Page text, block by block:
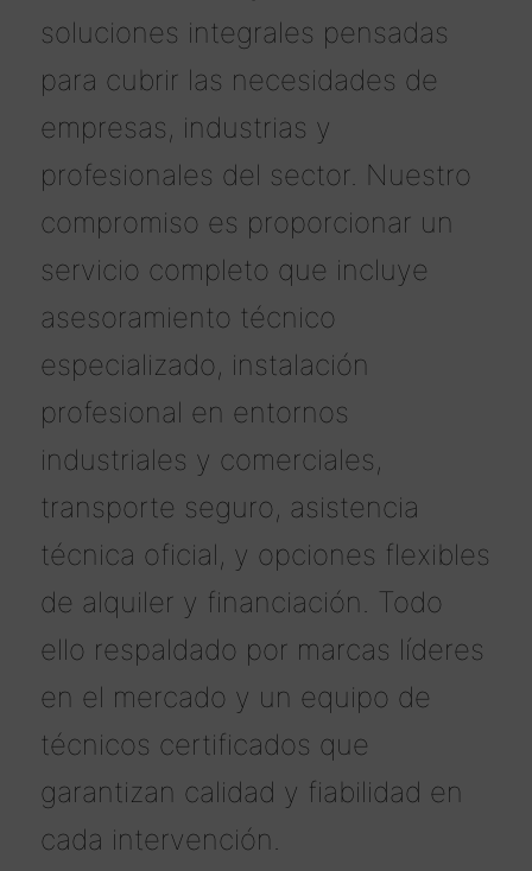
soluciones integrales pensadas
para cubrir las necesidades de
empresas, industrias y
profesionales del sector. Nuestro
compromiso es proporcionar un
servicio completo que incluye
asesoramiento técnico
especializado, instalación
profesional en entornos
industriales y comerciales,
transporte seguro, asistencia
técnica oficial, y opciones flexibles
de alquiler y financiación. Todo
ello respaldado por marcas líderes
en el mercado y un equipo de
técnicos certificados que
garantizan calidad y fiabilidad en
cada intervención.